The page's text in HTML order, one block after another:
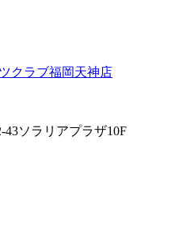
ソラリアプラザ10F